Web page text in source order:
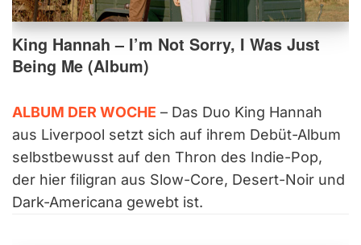
King Hannah – I’m Not Sorry, I Was Just
Being Me (Album)
ALBUM DER WOCHE – Das Duo King Hannah
aus Liverpool setzt sich auf ihrem Debüt-Album
selbstbewusst auf den Thron des Indie-Pop,
der hier filigran aus Slow-Core, Desert-Noir und
Dark-Americana gewebt ist.